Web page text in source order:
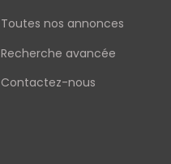
Toutes nos annonces
Recherche avancée
Contactez-nous